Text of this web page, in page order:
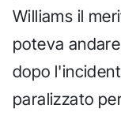
Williams il
poteva
dopo
paralizzato